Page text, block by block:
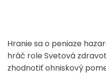
Hranie sa o peniaze
hráč role Svetová
zhodnotiť ohniskový